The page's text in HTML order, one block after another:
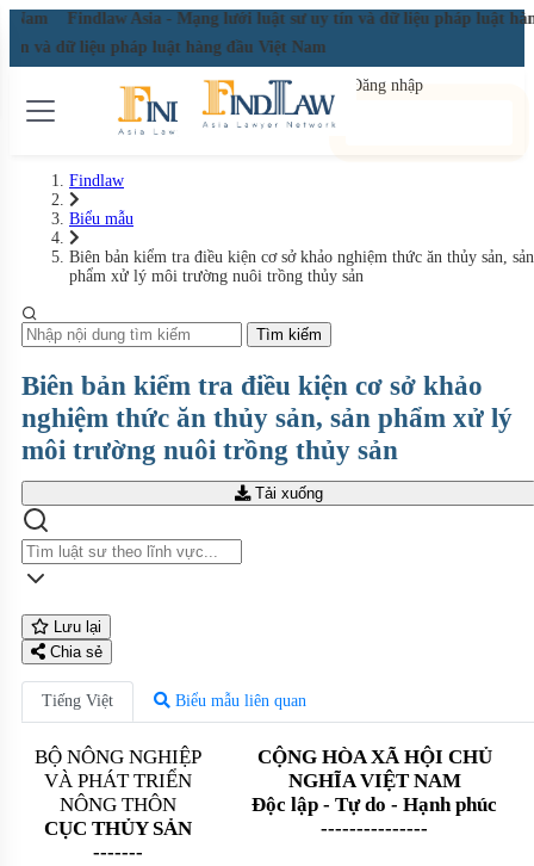
NamFindlaw Asia - Mạng lưới luật sư uy tín và dữ liệu pháp luật
và dữ liệu pháp luật hàng đầu Việt Nam
Đăng nhập
Findlaw
Biểu mẫu
Biên bản kiểm tra điều kiện cơ sở khảo nghiệm thức ăn thủy sản, sản
phẩm xử lý môi trường nuôi trồng thủy sản
Tìm kiếm
Biên bản kiểm tra điều kiện cơ sở khảo
nghiệm thức ăn thủy sản, sản phẩm xử lý
môi trường nuôi trồng thủy sản
Tải xuống
Lưu lại
Chia sẻ
Tiếng Việt Biểu mẫu liên quan
BỘ NÔNG NGHIỆP
VÀ PHÁT TRIỂN
NÔNG THÔN
CỤC THỦY SẢN
-------
CỘNG HÒA XÃ HỘI CHỦ
NGHĨA VIỆT NAM
Độc lập - Tự do - Hạnh phúc
---------------